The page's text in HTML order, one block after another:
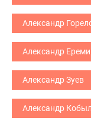
Александр
Александр
Александр Зуев
Александр